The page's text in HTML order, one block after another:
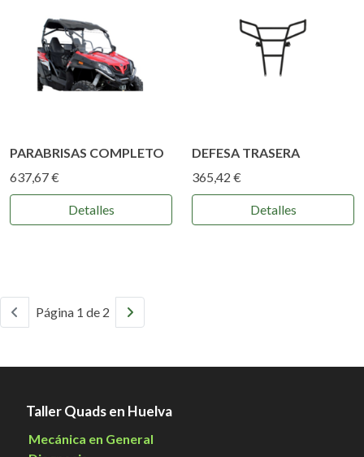
PARABRISAS COMPLETO
637,67 €
Detalles
DEFESA TRASERA
365,42 €
Detalles
Página 1 de 2
Taller Quads en Huelva
Mecánica en General